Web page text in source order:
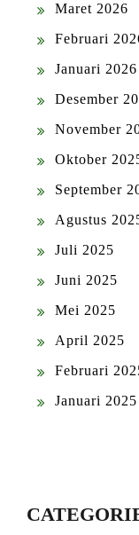
Maret 2026
Februari
Januari 2026
Desember
November
Oktober
September
Agustus
Juli 2025
Juni 2025
Mei 2025
April 2025
Februari
Januari 2025